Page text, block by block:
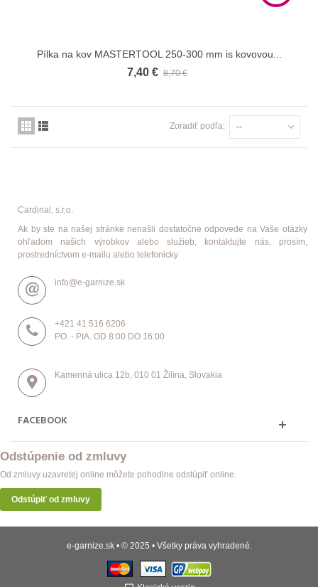
Pílka na kov MASTERTOOL 250-300 mm іs kovovou...
7,40 € 8,70 €
Zoradiť podľa: --
Cardinal, s.r.o.
Ak by ste na našej stránke nenašli dostatočne odpovede na Vaše otázky
ohľadom našich výrobkov alebo služieb, kontaktujte nás, prosím,
prostredníctvom e-mailu alebo telefonicky
info@e-garnize.sk
+421 41 516 6206
PO. - PIA. OD 8:00 DO 16:00
Kamenná ulica 12b, 010 01 Žilina, Slovakia
FACEBOOK
Odstúpenie od zmluvy
Od zmluvy uzavretej online môžete pohodlne odstúpiť online.
Odstúpiť od zmluvy
e-garnize.sk • © 2025 • Všetky práva vyhradené.